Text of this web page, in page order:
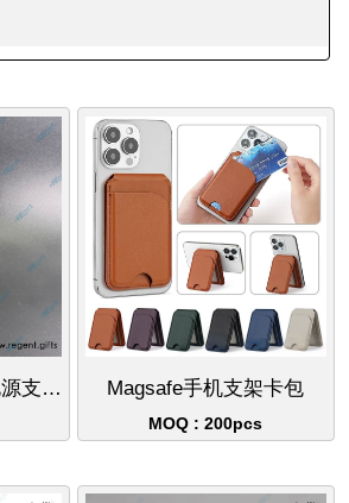
3C认证22.5W无线电源支架磁吸Magsafe充电宝礼品10000mAh Magsafe手机支架卡包
MOQ : 200pcs